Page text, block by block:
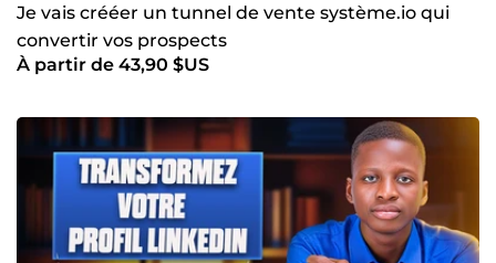
Je vais crééer un tunnel de vente système.io qui
convertir vos prospects
À partir de 43,90 $US